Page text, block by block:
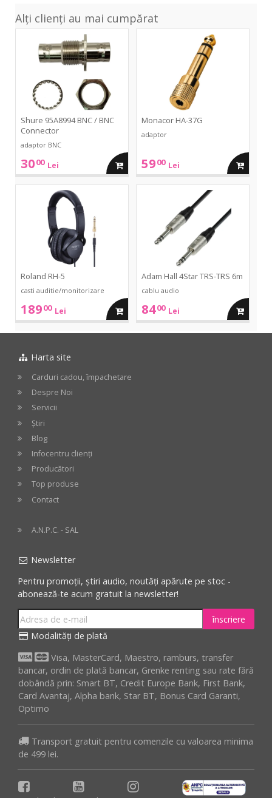
Alți clienți au mai cumpărat
Connector
Shure 95A8994 BNC / BNC
Connector
adaptor BNC
3000 Lei adauga
Monacor HA-37G
adaptor
5900 Lei adauga
cos
Roland RH-5
casti auditie/monitorizare
18900 Lei adauga
in
Adam Hall 4Star TRS-TRS 6m
cablu audio
8400 Lei adauga
in
Harta site
Carduri cadou, împachetare
Despre Noi
Servicii
Știri
Blog
Infocentru clienți
Producători
Top produse
Contact
A.N.P.C. - SAL
Newsletter
Pentru promoții, știri audio, noutăți apărute pe stoc -
abonează-te acum gratuit la newsletter!
înscriere
Modalități de plată
Visa, MasterCard, Maestro, ramburs, transfer
bancar, ordin de plată bancar, Grenke renting sau rate fără
dobândă prin: Smart BT, Credit Europe Bank, First Bank,
Card Avantaj, Alpha bank, Star BT, Bonus Card Garanti,
Optimo
Transport gratuit pentru comenzile cu valoarea minima
de 499 lei.